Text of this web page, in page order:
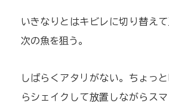
いきなりとはキビレに切り替え
次の魚を狙う。
しばらくアタリがない。ちょっ
らシェイクして放置しながらス